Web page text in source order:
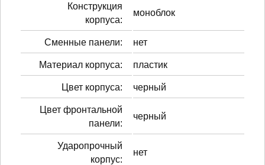
Конструкция
корпуса:
моноблок
Сменные панели: нет
Материал корпуса: пластик
Цвет корпуса: черный
Цвет фронтальной
панели:
черный
Ударопрочный
корпус:
нет